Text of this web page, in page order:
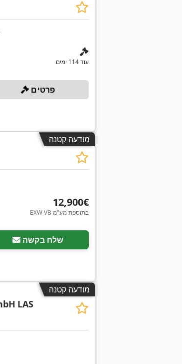
עוד 114 ימים
פרטים
מודעה קטנה
‏12,900 ‏€
EXW VB בתוספת מע"מ
שלח בקשה
מודעה קטנה
LAS